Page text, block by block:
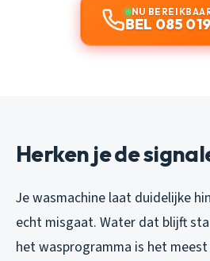
NU
BEL 085
Herken je de
Je wasmachine laat duidelijke
echt misgaat. Water dat blijft
het wasprogramma is het